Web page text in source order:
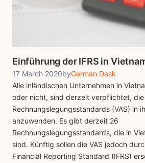
Einführung der IFRS in
17 March 2020byGerman Desk
Alle inländischen Unternehmen in
oder nicht, sind derzeit verpflichtet, die
Rechnungslegungsstandards (VAS) in
anzuwenden. Es gibt derzeit 26
Rechnungslegungsstandards, die in
sind. Künftig sollen die VAS jedoch
Financial Reporting Standard (IFRS)